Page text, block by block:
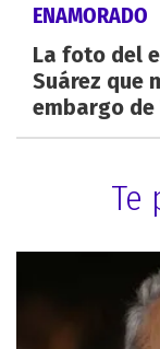
ENAMORADO
La foto del
Suárez que
embargo de
Te